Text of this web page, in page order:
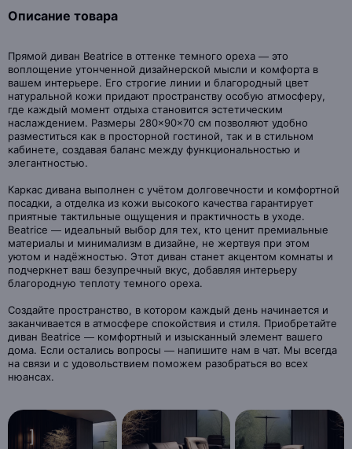
Описание товара
Прямой диван Beatrice в оттенке темного ореха — это
воплощение утонченной дизайнерской мысли и комфорта в
вашем интерьере. Его строгие линии и благородный цвет
натуральной кожи придают пространству особую атмосферу,
где каждый момент отдыха становится эстетическим
наслаждением. Размеры 280×90×70 см позволяют удобно
разместиться как в просторной гостиной, так и в стильном
кабинете, создавая баланс между функциональностью и
элегантностью.
Каркас дивана выполнен с учётом долговечности и комфортной
посадки, а отделка из кожи высокого качества гарантирует
приятные тактильные ощущения и практичность в уходе.
Beatrice — идеальный выбор для тех, кто ценит премиальные
материалы и минимализм в дизайне, не жертвуя при этом
уютом и надёжностью. Этот диван станет акцентом комнаты и
подчеркнет ваш безупречный вкус, добавляя интерьеру
благородную теплоту темного ореха.
Создайте пространство, в котором каждый день начинается и
заканчивается в атмосфере спокойствия и стиля. Приобретайте
диван Beatrice — комфортный и изысканный элемент вашего
дома. Если остались вопросы — напишите нам в чат. Мы всегда
на связи и с удовольствием поможем разобраться во всех
нюансах.